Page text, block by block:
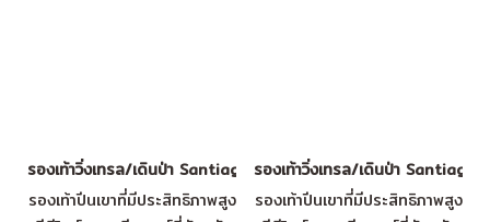
รองเท้าวิ่งเทรล/เดินป่า Santiago (Dark grey)
รองเท้าปีนเขาที่มีประสิทธิภาพสูง
รองเท้าวิ่งเทรล/เดินป่า Santiago
รองเท้าปีนเขาที่มีประสิทธิภาพสูง